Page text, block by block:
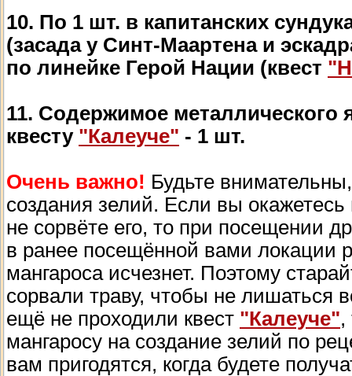
10. По 1 шт. в капитанских
(засада у Синт-Маартена и
по линейке Герой Нации (квест
11. Содержимое
квесту "Калеуче" - 1 шт.
Очень важно! Будьте
создания зелий. Если вы окажетесь
не сорвёте его, то при посещении
в ранее посещённой вами локации
мангароса исчезнет. Поэтому
сорвали траву, чтобы не лишаться
ещё не проходили квест "Калеуче",
мангаросу на создание зелий по
вам пригодятся, когда будете